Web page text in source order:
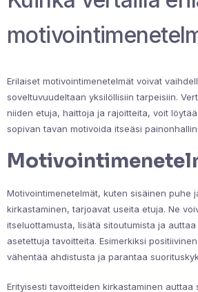
Erilaiset motivointimenetelmät voivat
soveltuvuudeltaan yksilöllisiin tarpeisiin.
niiden etuja, haittoja ja rajoitteita, voit
sopivan tavan motivoida itseäsi
Motivointimenetelmät, kuten sisäinen puhe
kirkastaminen, tarjoavat useita etuja. Ne
itseluottamusta, lisätä sitoutumista ja
asetettuja tavoitteita. Esimerkiksi
vähentää ahdistusta ja parantaa
Erityisesti tavoitteiden kirkastaminen auttaa